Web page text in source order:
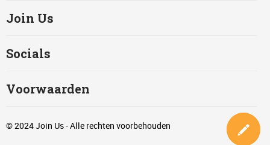
Join Us
Socials
Voorwaarden
© 2024 Join Us - Alle rechten voorbehouden